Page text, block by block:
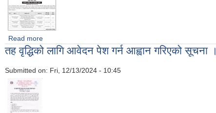
Read more
तह वृद्धिको लागि आवेदन पेश गर्न आह्वान गरिएको सूचना ।
Submitted on: Fri, 12/13/2024 - 10:45